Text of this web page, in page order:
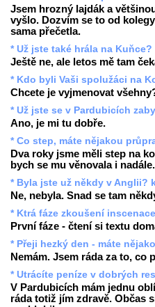
Jsem hrozný lajdák a
vyšlo. Dozvím se to od
sama přečetla.
* Už jste také hrála na Kuňce?
Ještě ne, ale letos mě tam
* Kdo byli Vaši spolužáci na
Chcete je vyjmenovat
* Už jste se v Pardubicích
Ano, je mi tu dobře.
* Co step, máte nějakou
Dva roky jsme měli step na
bych se mu věnovala i nadále.
* Byla jste už někdy v Anglii?
Ne, nebyla. Snad se tam
* Ktrá fáze zkoušení
První fáze - čtení si textu
* Přeji hezký den - máte
Nemám. Jsem ráda za to, co
* Utrácíte peníze v dobrých
V Pardubicích mám jednu
ráda totiž jím zdravě. Občas